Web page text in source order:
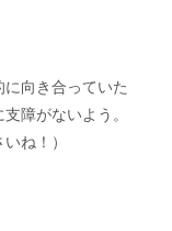
向き合っていた
障がないよう。
ね！）